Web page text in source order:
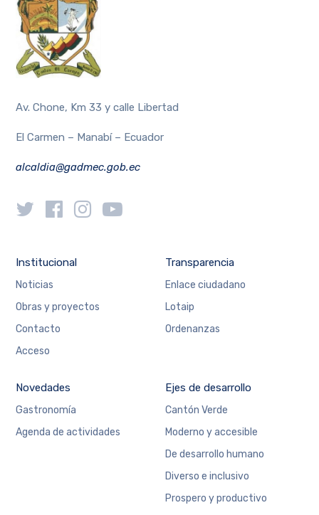
Av. Chone, Km 33 y calle Libertad
El Carmen – Manabí – Ecuador
alcaldia@gadmec.gob.ec
Institucional
Noticias
Obras y proyectos
Contacto
Acceso
Transparencia
Enlace ciudadano
Lotaip
Ordenanzas
Novedades
Gastronomía
Agenda de actividades
Ejes de desarrollo
Cantón Verde
Moderno y accesible
De desarrollo humano
Diverso e inclusivo
Prospero y productivo